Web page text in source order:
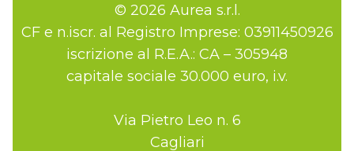
© 2026 Aurea s.r.l.
CF e n.iscr. al Registro Imprese: 03911450926
iscrizione al R.E.A.: CA – 305948
capitale sociale 30.000 euro, i.v.
Via Pietro Leo n. 6
Cagliari